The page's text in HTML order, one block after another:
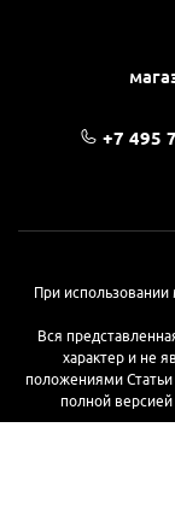
+7 495
При использовании
Вся
характер и не
положениями Статьи
полной